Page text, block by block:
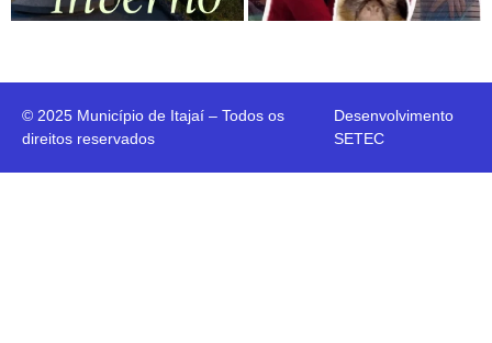
© 2025 Município de Itajaí – Todos os
direitos reservados
Desenvolvimento
SETEC